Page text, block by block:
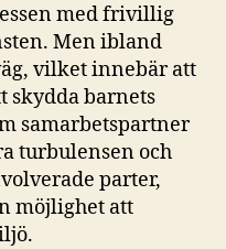
med frivillig
Men ibland
vilket innebär att
skydda barnets
samarbetspartner
turbulensen och
parter,
möjlighet att